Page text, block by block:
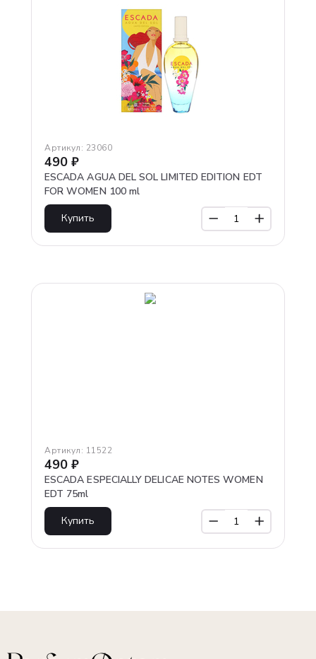
Артикул: 23060
490 ₽
ESCADA AGUA DEL SOL LIMITED EDITION EDT
FOR WOMEN 100 ml
Купить
Артикул: 11522
490 ₽
ESCADA ESPECIALLY DELICAE NOTES WOMEN
EDT 75ml
Купить